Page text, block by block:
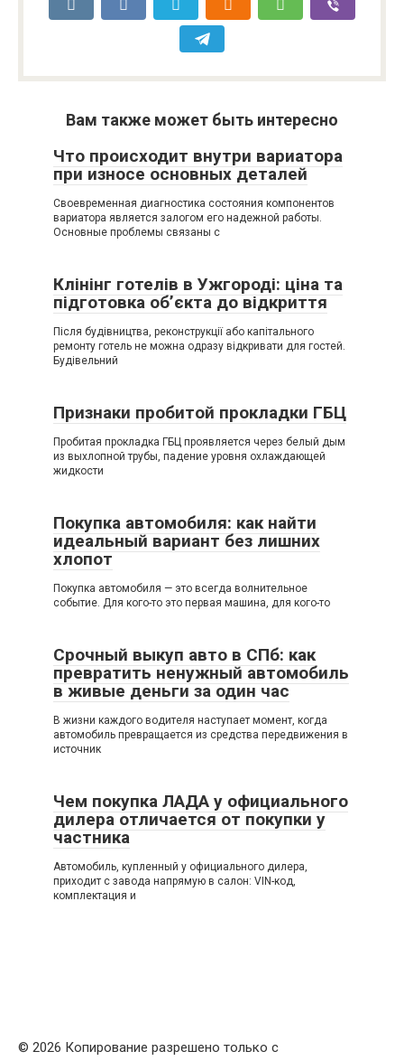
Вам также может быть интересно
Что происходит внутри вариатора
при износе основных деталей
Своевременная диагностика состояния компонентов
вариатора является залогом его надежной работы.
Основные проблемы связаны с
Клінінг готелів в Ужгороді: ціна та
підготовка об’єкта до відкриття
Після будівництва, реконструкції або капітального
ремонту готель не можна одразу відкривати для гостей.
Будівельний
Признаки пробитой прокладки ГБЦ
Пробитая прокладка ГБЦ проявляется через белый дым
из выхлопной трубы, падение уровня охлаждающей
жидкости
Покупка автомобиля: как найти
идеальный вариант без лишних
хлопот
Покупка автомобиля — это всегда волнительное
событие. Для кого-то это первая машина, для кого-то
Срочный выкуп авто в СПб: как
превратить ненужный автомобиль
в живые деньги за один час
В жизни каждого водителя наступает момент, когда
автомобиль превращается из средства передвижения в
источник
Чем покупка ЛАДА у официального
дилера отличается от покупки у
частника
Автомобиль, купленный у официального дилера,
приходит с завода напрямую в салон: VIN-код,
комплектация и
© 2026 Копирование разрешено только с